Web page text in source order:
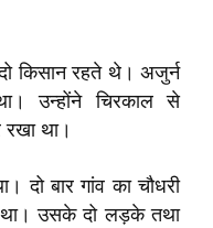
किसान रहते थे। अजुर्न
उन्होंने चिरकाल से
रखा था।
दो बार गांव का चौधरी
था। उसके दो लड़के तथा